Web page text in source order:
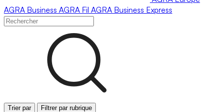
AGRA Business AGRA Fil AGRA Business Express
Trier par Filtrer par rubrique